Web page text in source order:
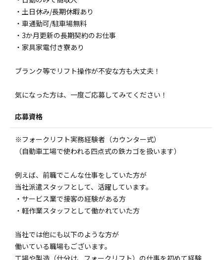
・土日休み/長期休暇あり
・車通勤可/駐車場無料
・3か月更新の長期契約のお仕事
・家具家電付き寮あり
ブランク等でリフト操作が不安な方も大丈夫！
気になった方は、一度ご応募してみてください！
応募資格
※フォークリフト実務経験者（カウンター式）
（自動車工場で使われる四点式の鉄カゴを扱います）
例えば、前職でこんな仕事をしていた方が
当社派遣スタッフとして、活躍しています。
・サービス業で接客の経験がある方
・軽作業スタッフとして働かれていた方
当社では他にも以下のような方が
働いている職場もございます。
工場や製造（仕分け、フォークリフト）の仕事を初めて経験